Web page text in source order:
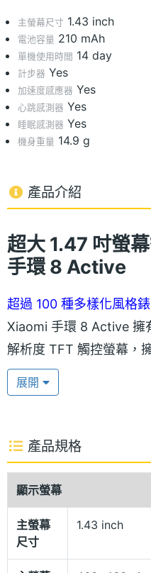
主螢幕尺寸 1.43 inch
電池容量 210 mAh
單機使用時間 14 day
計步器 Yes
加速度感應器 Yes
心跳感測器 Yes
睡眠感測器 Yes
機身重量 14.9 g
產品介紹
超大 1.47 吋螢
手環 8 Active
超過 100 種多樣化風格
Xiaomi 手環 8 Active 擁
解析度 TFT 觸控螢幕，
採用 2.5D 微曲面強化玻
耐久性，也減少指紋和污
擇，可以根據個人偏好和
5ATM 防水等級
Xiaomi 手環 8 Active 擁
輕盈機身，具備 5ATM
展開
產品規格
顯示螢幕
主螢幕
尺寸
1.43 inch